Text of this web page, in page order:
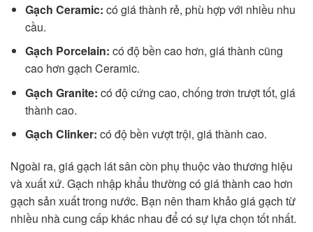
Gạch Ceramic: có giá thành rẻ, phù hợp với nhiều nhu
cầu.
Gạch Porcelain: có độ bền cao hơn, giá thành cũng
cao hơn gạch Ceramic.
Gạch Granite: có độ cứng cao, chống trơn trượt tốt, giá
thành cao.
Gạch Clinker: có độ bền vượt trội, giá thành cao.
Ngoài ra, giá gạch lát sân còn phụ thuộc vào thương hiệu
và xuất xứ. Gạch nhập khẩu thường có giá thành cao hơn
gạch sản xuất trong nước. Bạn nên tham khảo giá gạch từ
nhiều nhà cung cấp khác nhau để có sự lựa chọn tốt nhất.